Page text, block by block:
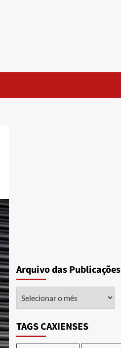
Arquivo das Publicações
TAGS CAXIENSES